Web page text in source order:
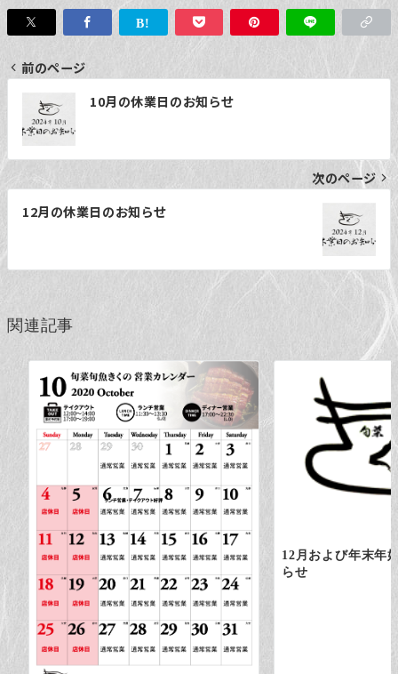
稿
ビ
ゲ
シ
ン
前のページ
10月の休業日のお知らせ
次のページ
12月の休業日のお知らせ
関連記事
12月および年末年
らせ